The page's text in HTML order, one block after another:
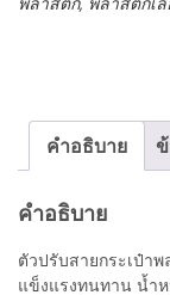
2.5ซม.
#DIY04025Px004
คำอธิบาย
คำอธิบาย
ตัวปรับสายกระเป๋า
แข็งแรงทนทาน น้ำห